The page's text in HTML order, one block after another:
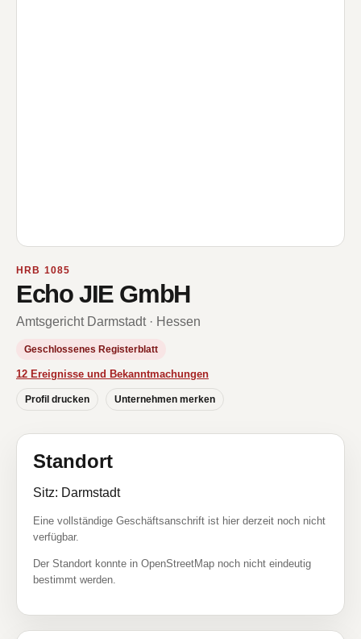
HRB 1085
Echo JIE GmbH
Amtsgericht Darmstadt · Hessen
Geschlossenes Registerblatt
12 Ereignisse und Bekanntmachungen
Profil drucken Unternehmen merken
Standort
Sitz: Darmstadt
Eine vollständige Geschäftsanschrift ist hier derzeit noch nicht
verfügbar.
Der Standort konnte in OpenStreetMap noch nicht eindeutig
bestimmt werden.